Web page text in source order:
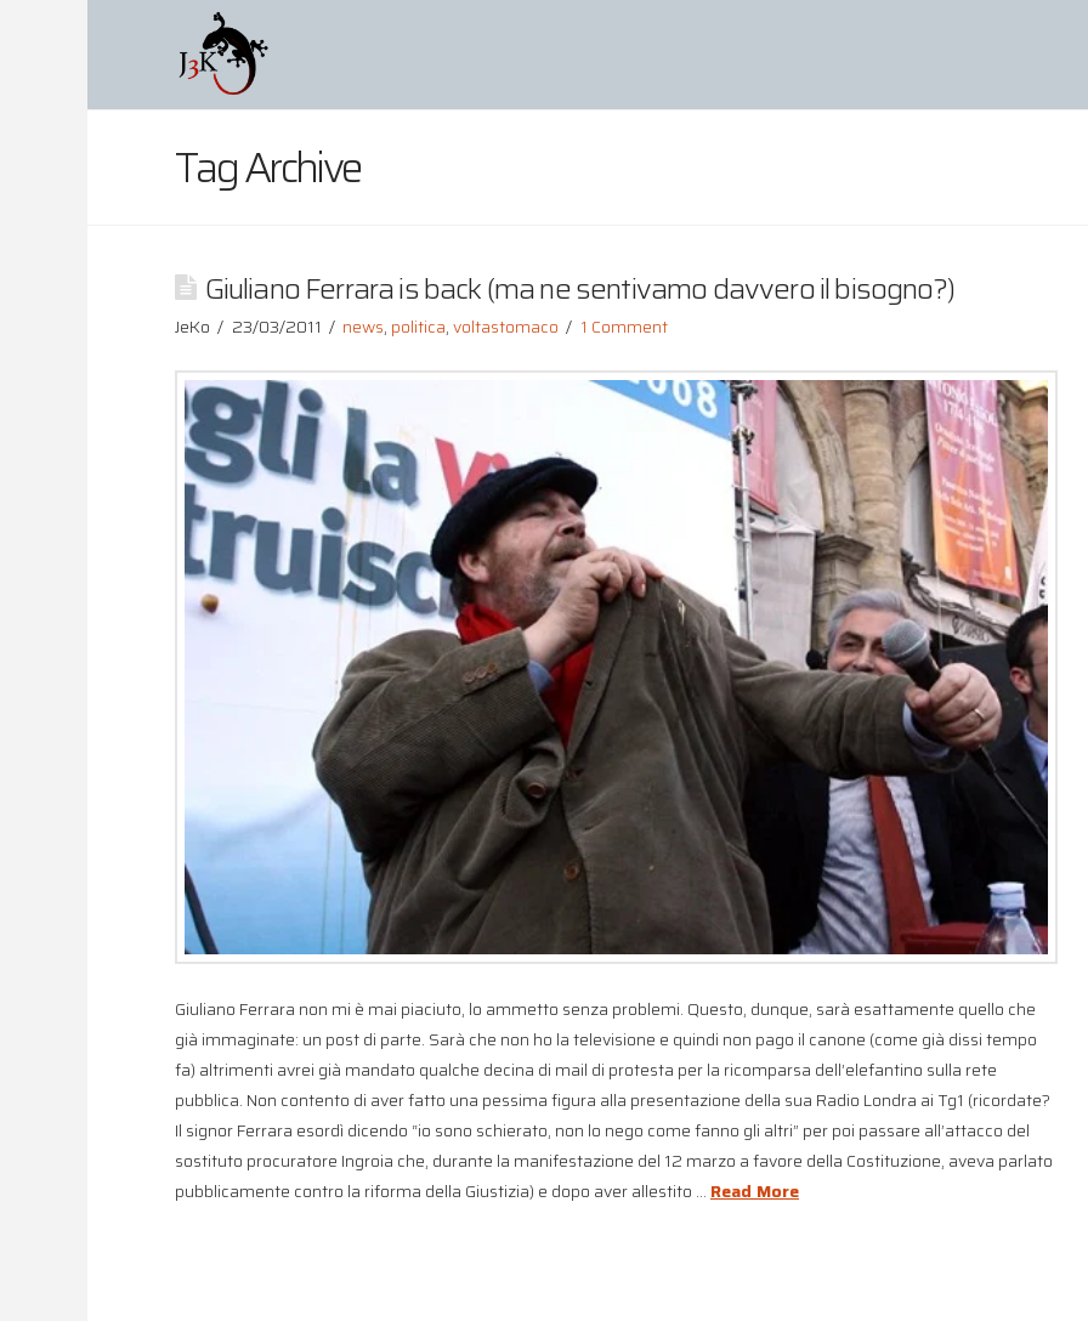
Tag Archive
Giuliano Ferrara is back (ma ne sentivamo davvero il bisogno?)
JeKo 23/03/2011 news, politica,voltastomaco 1 Comment
Giuliano Ferrara non mi è mai piaciuto, lo ammetto senza problemi. Questo, dunque, sarà esattamente quello che
già immaginate: un post di parte. Sarà che non ho la televisione e quindi non pago il canone (come già dissi tempo
fa) altrimenti avrei già mandato qualche decina di mail di protesta per la ricomparsa dell’elefantino sulla rete
pubblica. Non contento di aver fatto una pessima figura alla presentazione della sua Radio Londra ai Tg1 (ricordate?
Il signor Ferrara esordì dicendo “io sono schierato, non lo nego come fanno gli altri” per poi passare all’attacco del
sostituto procuratore Ingroia che, durante la manifestazione del 12 marzo a favore della Costituzione, aveva parlato
pubblicamente contro la riforma della Giustizia) e dopo aver allestito … Read More